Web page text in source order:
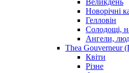
Новорічні
Гелловін
Солодощі,
Ангели,
Thea Gouverneur
Квіти
Різне